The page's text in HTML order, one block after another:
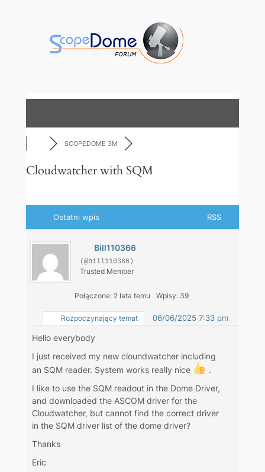
SCOPEDOME 3M
Cloudwatcher with SQM
Ostatni wpis RSS
Bill110366
(@bill110366)
Trusted Member
Połączone: 2 lata temu Wpisy: 39
Rozpoczynający temat 06/06/2025 7:33 pm
Hello everybody
I just received my new cloundwatcher including
an SQM reader. System works really nice
.
I like to use the SQM readout in the Dome Driver,
and downloaded the ASCOM driver for the
Cloudwatcher, but cannot find the correct driver
in the SQM driver list of the dome driver?
Thanks
Eric